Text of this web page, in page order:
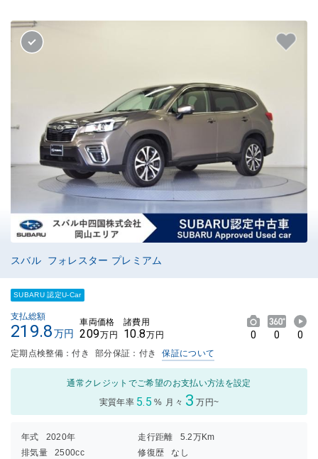
スバル フォレスター プレミアム
SUBARU 認定U-Car
支払総額
219.8万円
車両価格
209万円
諸費用
10.8万円 0 0 0
定期点検整備：付き 部分保証：付き 保証について
通常クレジットでご希望のお支払い方法を設定
実質年率 5.5 % 月々 3 万円~
年式 2020年 走行距離
5.2万Km
排気量
2500cc 修復歴
なし